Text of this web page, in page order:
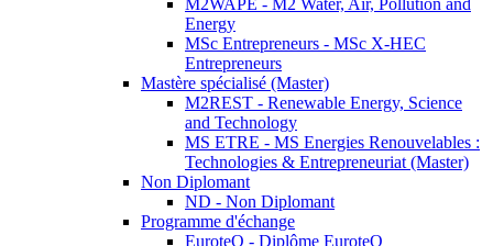
M2WAPE - M2 Water, Air, Pollution and
Energy
MSc Entrepreneurs - MSc X-HEC
Entrepreneurs
Mastère spécialisé (Master)
M2REST - Renewable Energy, Science
and Technology
MS ETRE - MS Energies Renouvelables :
Technologies & Entrepreneuriat (Master)
Non Diplomant
ND - Non Diplomant
Programme d'échange
EuroteQ - Diplôme EuroteQ